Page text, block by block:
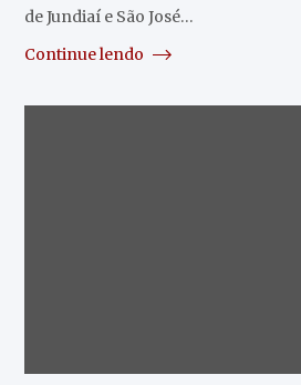
de Jundiaí e São José…
Continue lendo